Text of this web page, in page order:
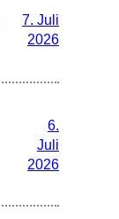
7. Juli
2026
6.
Juli
2026